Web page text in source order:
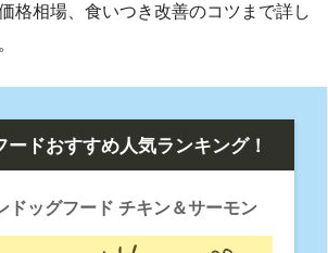
格相場、食いつき改善のコツまで詳し
ードおすすめ人気ランキング！
ドッグフード チキン＆サーモン